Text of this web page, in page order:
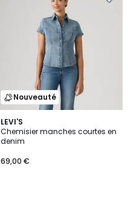
Nouveauté
LEVI'S
Chemisier manches courtes en
denim
69,00 €